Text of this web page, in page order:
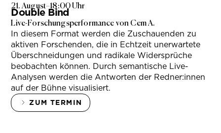
21. August–18:00 Uhr
Double Bind
Live-Forschungsperformance von Cem A.
In diesem Format werden die Zuschauenden zu
aktiven Forschenden, die in Echtzeit unerwartete
Überschneidungen und radikale Widersprüche
beobachten können. Durch semantische Live-
Analysen werden die Antworten der Redner:innen
auf der Bühne visualisiert.
ZUM TERMIN